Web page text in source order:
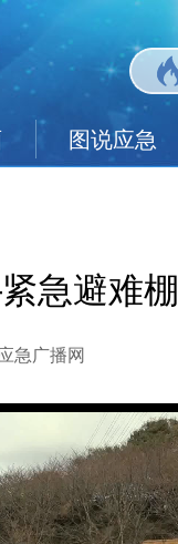
图说应急
急避难棚
急广播网